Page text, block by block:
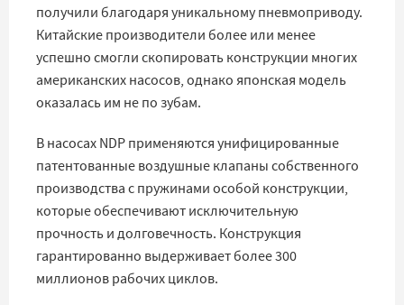
получили благодаря уникальному пневмоприводу.
Китайские производители более или менее
успешно смогли скопировать конструкции многих
американских насосов, однако японская модель
оказалась им не по зубам.
В насосах NDP применяются унифицированные
патентованные воздушные клапаны собственного
производства с пружинами особой конструкции,
которые обеспечивают исключительную
прочность и долговечность. Конструкция
гарантированно выдерживает более 300
миллионов рабочих циклов.